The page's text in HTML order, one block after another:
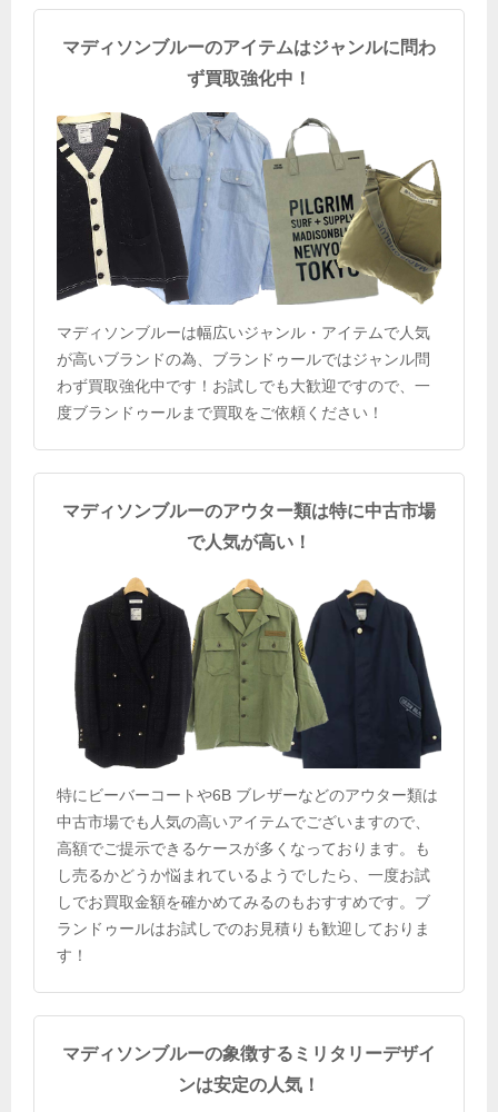
マディソンブルーのアイテムはジャンルに問わ
ず買取強化中！
マディソンブルーは幅広いジャンル・アイテムで人気
が高いブランドの為、ブランドゥールではジャンル問
わず買取強化中です！お試しでも大歓迎ですので、一
度ブランドゥールまで買取をご依頼ください！
マディソンブルーのアウター類は特に中古市場
で人気が高い！
特にビーバーコートや6B ブレザーなどのアウター類は
中古市場でも人気の高いアイテムでございますので、
高額でご提示できるケースが多くなっております。も
し売るかどうか悩まれているようでしたら、一度お試
しでお買取金額を確かめてみるのもおすすめです。ブ
ランドゥールはお試しでのお見積りも歓迎しておりま
す！
マディソンブルーの象徴するミリタリーデザイ
ンは安定の人気！